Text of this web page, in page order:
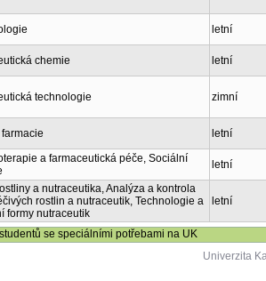
letní
chemie letní
technologie zimní
letní
a farmaceutická péče, Sociální
letní
a nutraceutika, Analýza a kontrola
rostlin a nutraceutik, Technologie a
formy nutraceutik
letní
se speciálními potřebami na UK
Univerzita